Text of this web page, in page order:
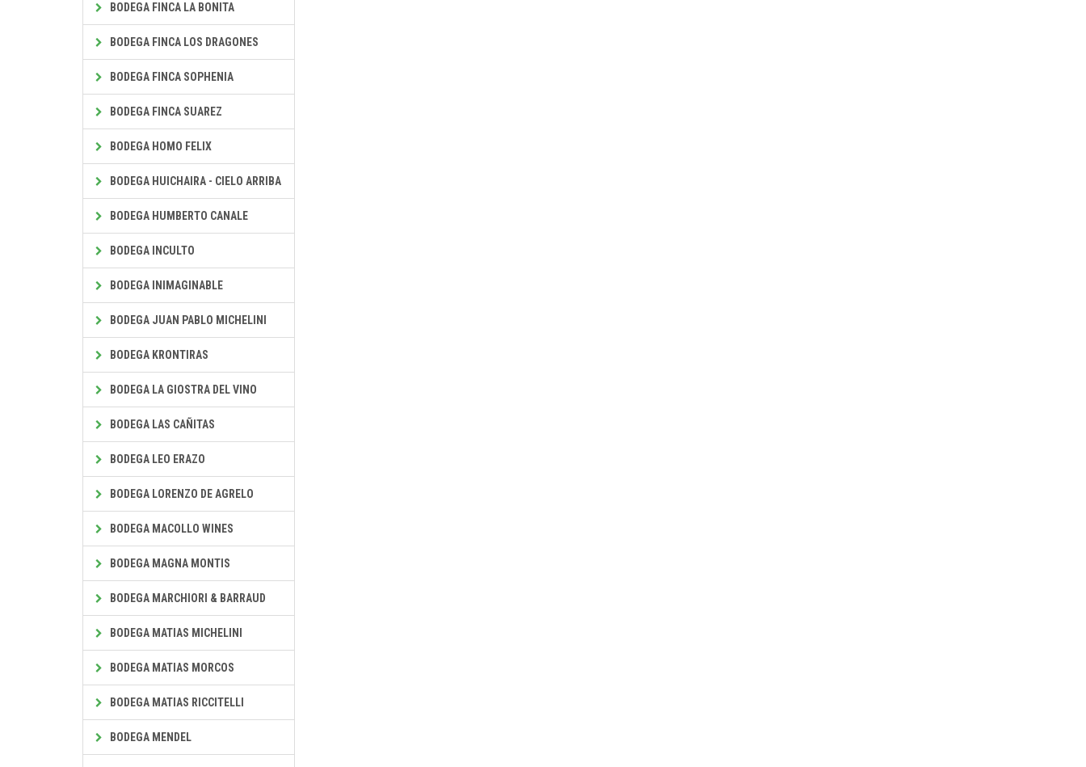
BODEGA FINCA LA BONITA
BODEGA FINCA LOS DRAGONES
BODEGA FINCA SOPHENIA
BODEGA FINCA SUAREZ
BODEGA HOMO FELIX
BODEGA HUICHAIRA - CIELO ARRIBA
BODEGA HUMBERTO CANALE
BODEGA INCULTO
BODEGA INIMAGINABLE
BODEGA JUAN PABLO MICHELINI
BODEGA KRONTIRAS
BODEGA LA GIOSTRA DEL VINO
BODEGA LAS CAÑITAS
BODEGA LEO ERAZO
BODEGA LORENZO DE AGRELO
BODEGA MACOLLO WINES
BODEGA MAGNA MONTIS
BODEGA MARCHIORI & BARRAUD
BODEGA MATIAS MICHELINI
BODEGA MATIAS MORCOS
BODEGA MATIAS RICCITELLI
BODEGA MENDEL